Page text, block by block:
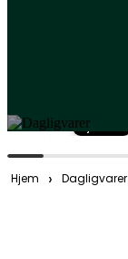
Fiji Water
Hjem › Dagligvarer